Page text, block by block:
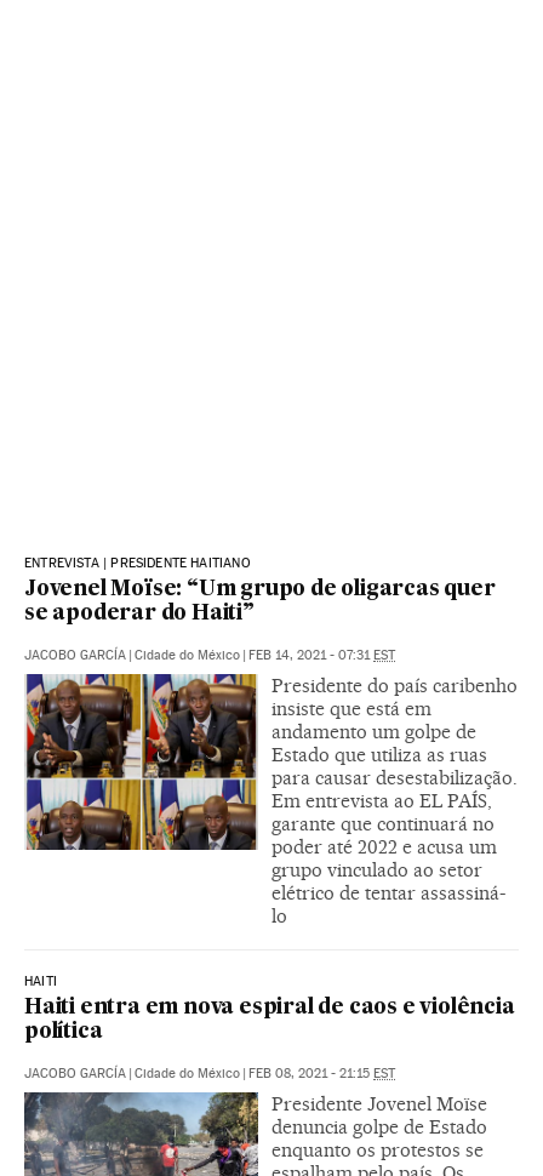
ENTREVISTA | PRESIDENTE HAITIANO
Jovenel Moïse: “Um grupo de oligarcas quer
se apoderar do Haiti”
JACOBO GARCÍA | Cidade do México | FEB 14, 2021 - 07:31EST
Presidente do país caribenho
insiste que está em
andamento um golpe de
Estado que utiliza as ruas
para causar desestabilização.
Em entrevista ao EL PAÍS,
garante que continuará no
poder até 2022 e acusa um
grupo vinculado ao setor
elétrico de tentar assassiná-
lo
HAITI
Haiti entra em nova espiral de caos e violência
política
JACOBO GARCÍA | Cidade do México | FEB 08, 2021 - 21:15 EST
Presidente Jovenel Moïse
denuncia golpe de Estado
enquanto os protestos se